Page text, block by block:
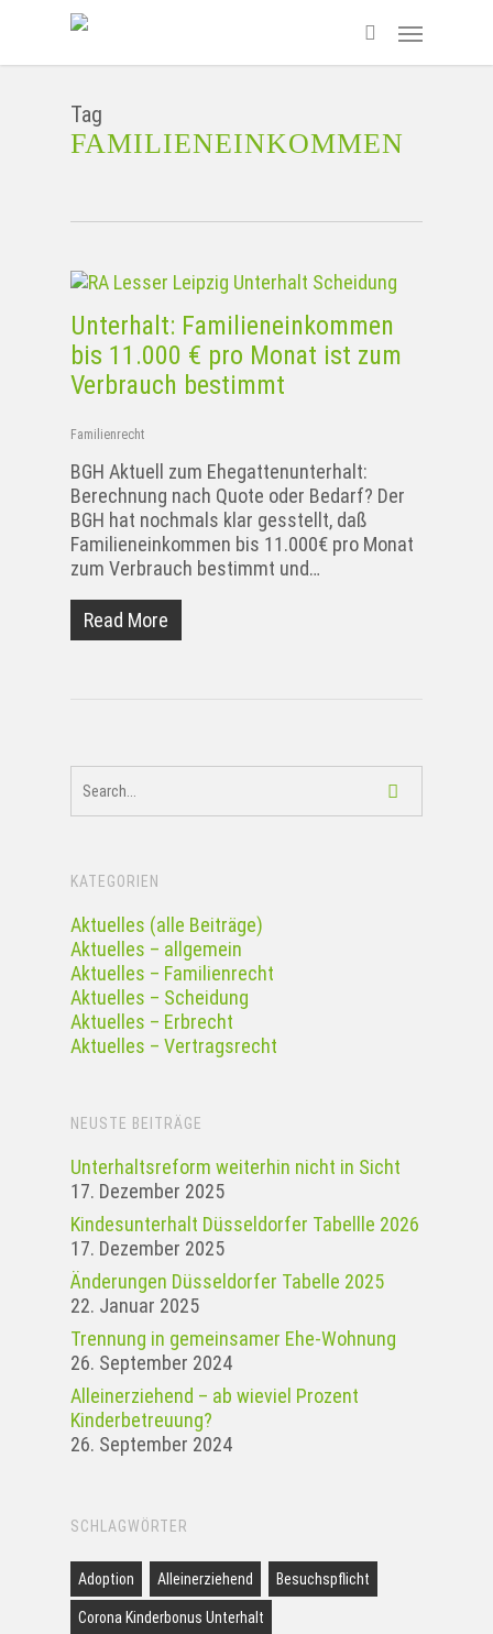
search
Tag
FAMILIENEINKOMMEN
Unterhalt: Familieneinkommen
bis 11.000 € pro Monat ist zum
Verbrauch bestimmt
Familienrecht
BGH Aktuell zum Ehegattenunterhalt:
Berechnung nach Quote oder Bedarf? Der
BGH hat nochmals klar gesstellt, daß
Familieneinkommen bis 11.000€ pro Monat
zum Verbrauch bestimmt und…
Read More
KATEGORIEN
Aktuelles (alle Beiträge)
Aktuelles – allgemein
Aktuelles – Familienrecht
Aktuelles – Scheidung
Aktuelles – Erbrecht
Aktuelles – Vertragsrecht
NEUSTE BEITRÄGE
Unterhaltsreform weiterhin nicht in Sicht
17. Dezember 2025
Kindesunterhalt Düsseldorfer Tabellle 2026
17. Dezember 2025
Änderungen Düsseldorfer Tabelle 2025
22. Januar 2025
Tren­nung in gemein­samer Ehe-Woh­nung
26. September 2024
Alleinerziehend – ab wieviel Prozent
Kinderbetreuung?
26. September 2024
SCHLAGWÖRTER
Adoption Alleinerziehend Besuchspflicht
Corona Kinderbonus Unterhalt